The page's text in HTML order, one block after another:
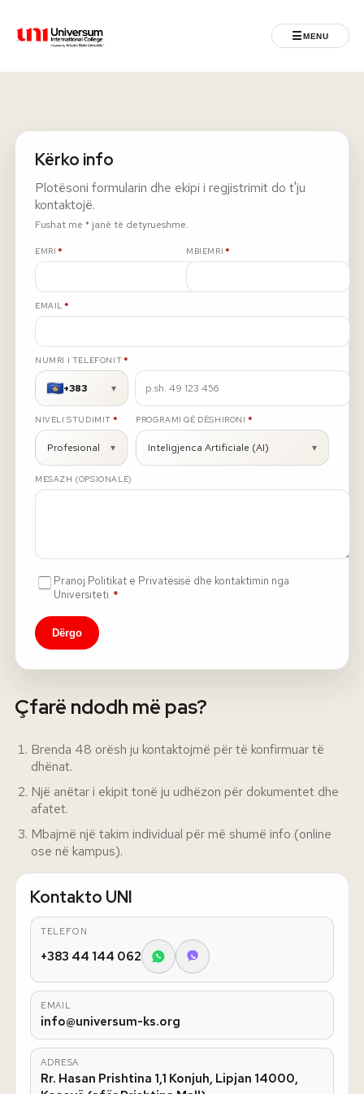
Universum University ☰MENU
Regjistrimet
Programet
Jeta Studentore
Ndërkombëtare
Fuqizuar nga ASU
Rreth nesh
Lajme
Kontakti
UMS Staff
LMS Canvas
Kërko info
Plotësoni formularin dhe ekipi i regjistrimit do t'ju
kontaktojë.
Fushat me * janë të detyrueshme.
EMRI *
E DETYRUESHME MBIEMRI *
E DETYRUESHME
EMAIL *
E DETYRUESHME
NUMRI I TELEFONIT*
E DETYRUESHME
+383 ▾
NIVELI STUDIMIT *
E DETYRUESHME
Profesional ▾
PROGRAMI QË DËSHIRONI *
E DETYRUESHME
Inteligjenca Artificiale (AI) ▾
MESAZH (OPSIONALE)
Pranoj Politikat e Privatësisë dhe kontaktimin nga
Universiteti. *
Dërgo
Çfarë ndodh më pas?
Brenda 48 orësh ju kontaktojmë për të konfirmuar të
dhënat.
Një anëtar i ekipit tonë ju udhëzon për dokumentet dhe
afatet.
Mbajmë një takim individual për më shumë info (online
ose në kampus).
Kontakto UNI
TELEFON
+383 44 144 062
EMAIL
info@universum-ks.org
ADRESA
Rr. Hasan Prishtina 1,1 Konjuh, Lipjan 14000,